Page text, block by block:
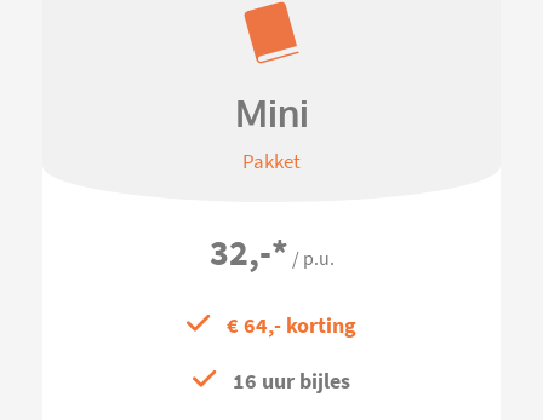
Mini
Pakket
32,-* / p.u.
€ 64,- korting
16 uur bijles